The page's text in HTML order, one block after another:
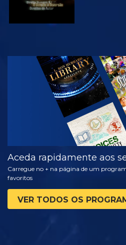
VER
Aceda rapidamente aos
Carregue no + na página de um
favoritos
VER TODOS OS